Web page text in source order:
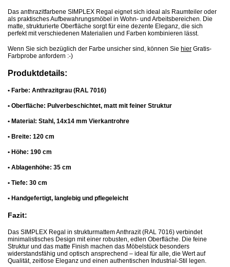
Das anthrazitfarbene SIMPLEX Regal eignet sich ideal als Raumteiler oder
als praktisches Aufbewahrungsmöbel in Wohn- und Arbeitsbereichen. Die
matte, strukturierte Oberfläche sorgt für eine dezente Eleganz, die sich
perfekt mit verschiedenen Materialien und Farben kombinieren lässt.
Wenn Sie sich bezüglich der Farbe unsicher sind, können Sie hier Gratis-
Farbprobe anfordern :-)
Produktdetails:
• Farbe: Anthrazitgrau (RAL 7016)
• Oberfläche: Pulverbeschichtet, matt mit feiner Struktur
• Material: Stahl, 14x14 mm Vierkantrohre
• Breite: 120 cm
• Höhe: 190 cm
• Ablagenhöhe: 35 cm
• Tiefe: 30 cm
• Handgefertigt, langlebig und pflegeleicht
Fazit:
Das SIMPLEX Regal in strukturmattem Anthrazit (RAL 7016) verbindet
minimalistisches Design mit einer robusten, edlen Oberfläche. Die feine
Struktur und das matte Finish machen das Möbelstück besonders
widerstandsfähig und optisch ansprechend – ideal für alle, die Wert auf
Qualität, zeitlose Eleganz und einen authentischen Industrial-Stil legen.